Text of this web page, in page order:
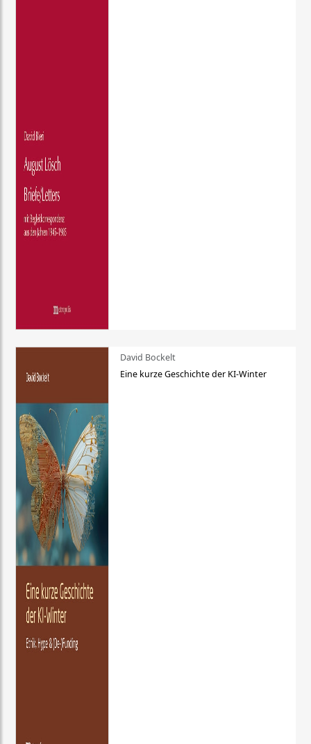
David Bockelt
Eine kurze Geschichte der KI-Winter